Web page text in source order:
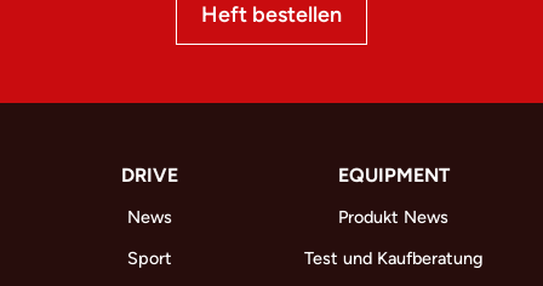
Heft bestellen
DRIVE
News
Sport
EQUIPMENT
Produkt News
Test und Kaufberatung